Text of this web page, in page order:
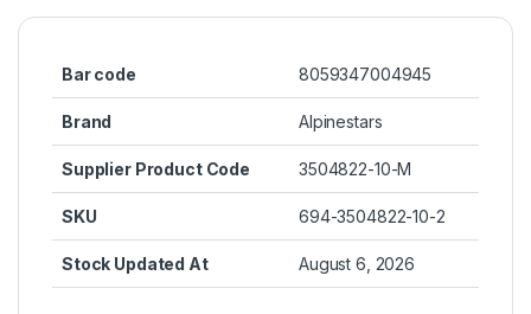
Bar code 8059347004945
Brand Alpinestars
Supplier Product Code 3504822-10-M
SKU 694-3504822-10-2
Stock Updated At August 6, 2026